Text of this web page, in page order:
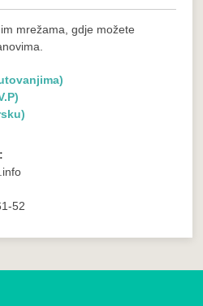
mrežama, gdje možete
52